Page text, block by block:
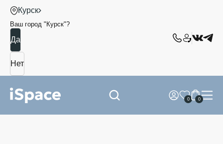
Курск
Ваш город " Курск"?
0 0